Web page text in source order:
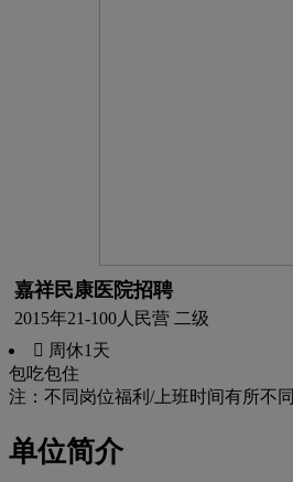
嘉祥民康医院招聘
2015年21-100人 民营 二级
 周休1天
包吃包住
注：不同岗位福利/上班时间有所不同
单位简介